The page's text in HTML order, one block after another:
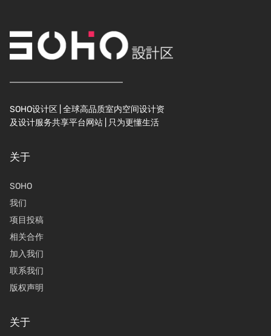
SOHO设计区 | 全球高品质室内空间设计资
及设计服务共享平台网站 | 只为更懂生活
关于
SOHO
我们
项目投稿
相关合作
加入我们
联系我们
版权声明
关于